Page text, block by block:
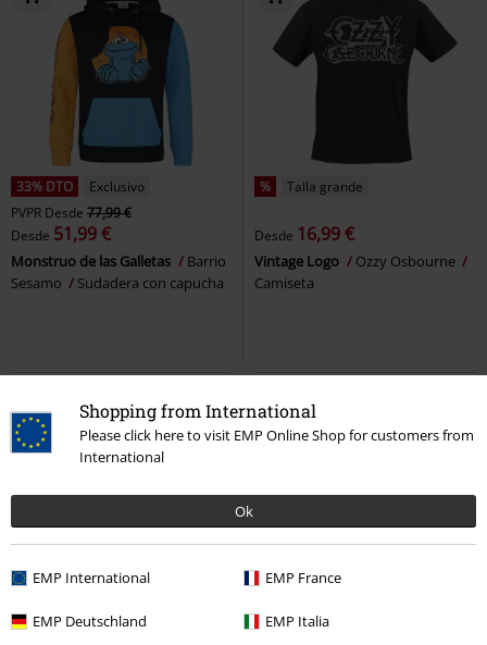
Shopping from International
Please click here to visit EMP Online Shop for customers from
International
Ok
EMP International EMP France
EMP Deutschland EMP Italia
33% DTO
Exclusivo
PVPR Desde 77,99 €
Desde 51,99 €
Monstruo de las Galletas
Barrio
Sesamo
Sudadera con capucha
% Talla grande
Desde 16,99 €
Vintage Logo
Ozzy Osbourne
Camiseta
PVPR Desde19,99 €